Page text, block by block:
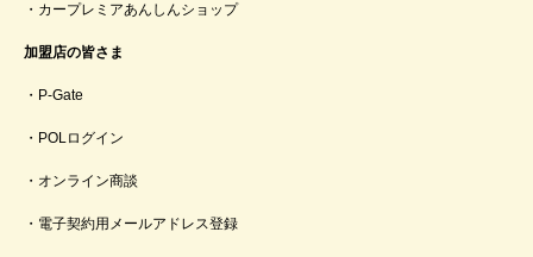
カープレミアあんしんショップ
加盟店の皆さま
P-Gate
POLログイン
オンライン商談
電子契約用メールアドレス登録